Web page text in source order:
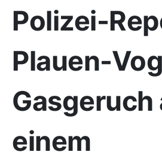
Polizei-
Plauen-
Gasgeruch
einem